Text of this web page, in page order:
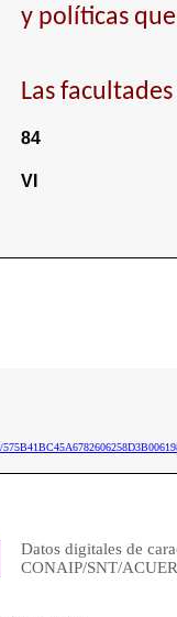
y políticas
Las
84
VI
Datos digitales de
CONAIP/SNT/